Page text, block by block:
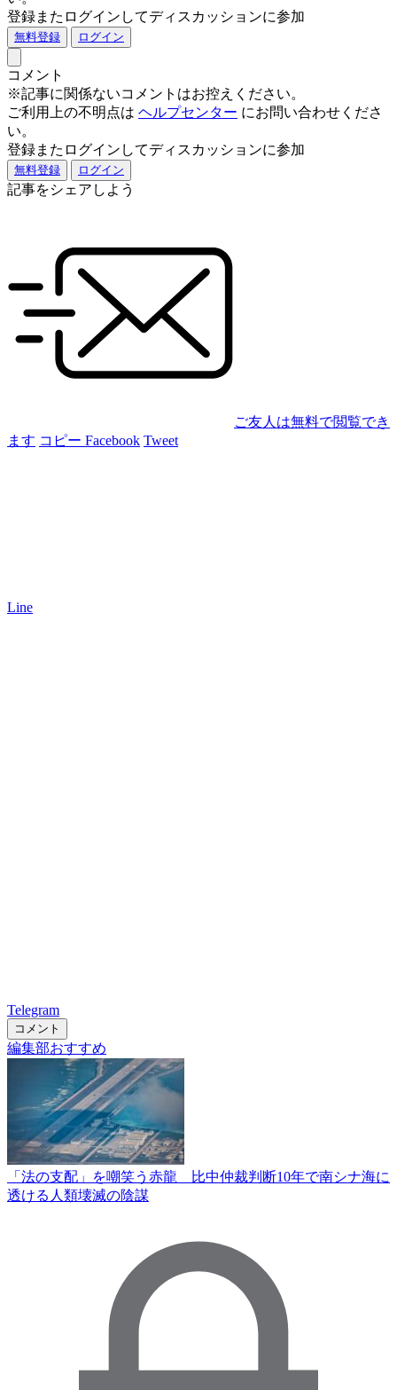
登録またログインしてディスカッションに参加
無料登録 ログイン
コメント
※記事に関係ないコメントはお控えください。
ご利用上の不明点は ヘルプセンター にお問い合わせくださ
い。
登録またログインしてディスカッションに参加
無料登録 ログイン
記事をシェアしよう
ご友人は無料で閲覧でき
ます コピー Facebook Tweet
Line
Telegram
コメント
編集部おすすめ
「法の支配」を嘲笑う赤龍 比中仲裁判断10年で南シナ海に
透ける人類壊滅の陰謀